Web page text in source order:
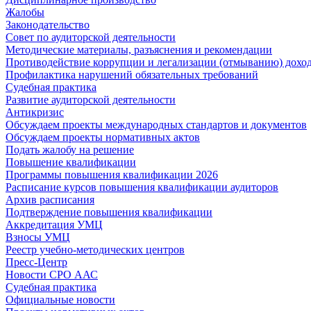
Жалобы
Законодательство
Совет по аудиторской деятельности
Методические материалы, разъяснения и рекомендации
Противодействие коррупции и легализации (отмыванию)
Профилактика нарушений обязательных требований
Судебная практика
Развитие аудиторской деятельности
Антикризис
Обсуждаем проекты международных стандартов и документов
Обсуждаем проекты нормативных актов
Подать жалобу на решение
Повышение квалификации
Программы повышения квалификации 2026
Расписание курсов повышения квалификации аудиторов
Архив расписания
Подтверждение повышения квалификации
Аккредитация УМЦ
Взносы УМЦ
Реестр учебно-методических центров
Пресс-Центр
Новости СРО ААС
Судебная практика
Официальные новости